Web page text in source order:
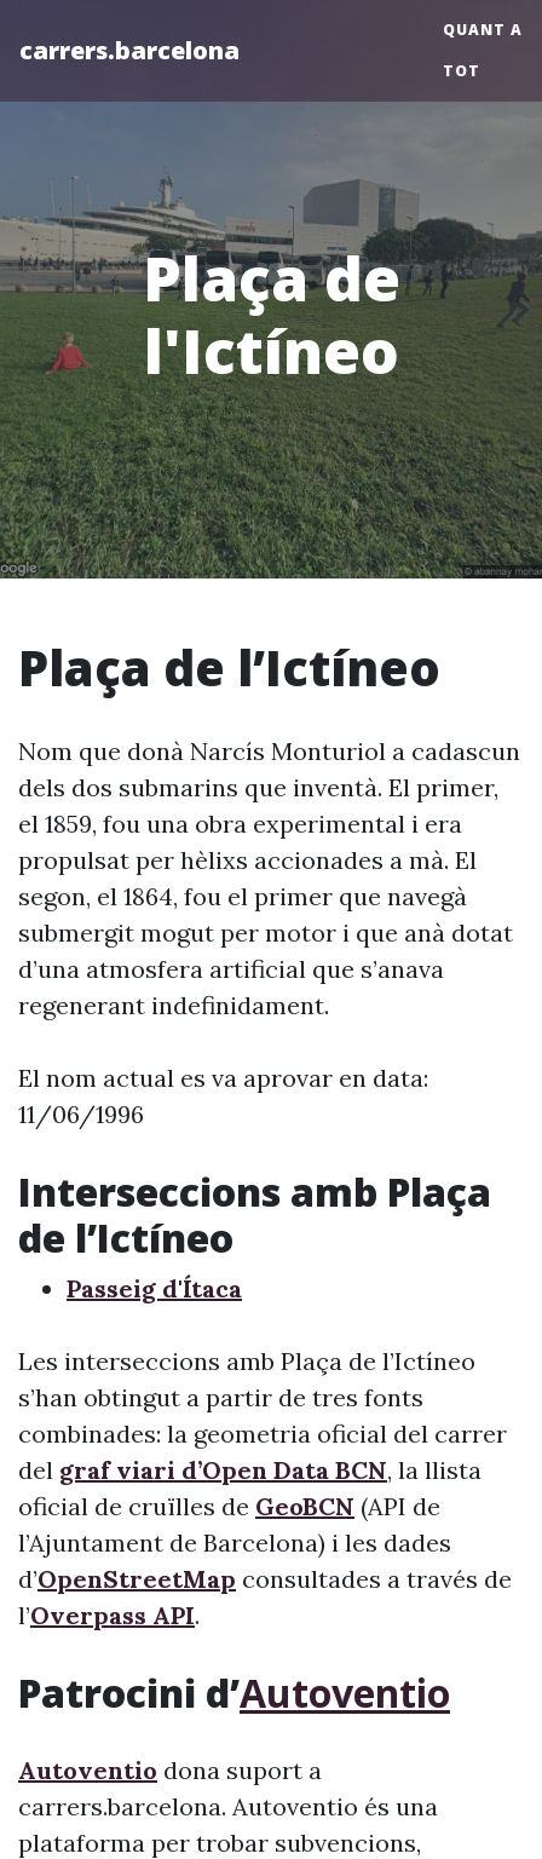
carrers.barcelona
QUANT A
TOT
Plaça de
l'Ictíneo
Plaça de l’Ictíneo
Nom que donà Narcís Monturiol a cadascun
dels dos submarins que inventà. El primer,
el 1859, fou una obra experimental i era
propulsat per hèlixs accionades a mà. El
segon, el 1864, fou el primer que navegà
submergit mogut per motor i que anà dotat
d’una atmosfera artificial que s’anava
regenerant indefinidament.
El nom actual es va aprovar en data:
11/06/1996
Interseccions amb Plaça
de l’Ictíneo
Passeig d'Ítaca
Les interseccions amb Plaça de l’Ictíneo
s’han obtingut a partir de tres fonts
combinades: la geometria oficial del carrer
del graf viari d’Open Data BCN, la llista
oficial de cruïlles de GeoBCN (API de
l’Ajuntament de Barcelona) i les dades
d’OpenStreetMap consultades a través de
l’Overpass API.
Patrocini d’Autoventio
Autoventio dona suport a
carrers.barcelona. Autoventio és una
plataforma per trobar subvencions,